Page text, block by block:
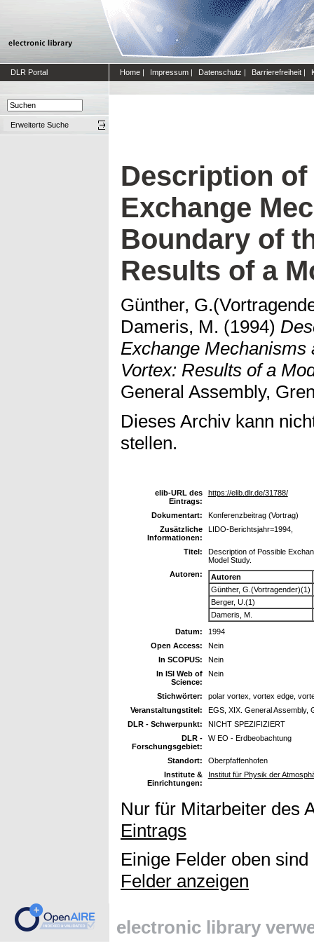
DLR Portal Home | Impressum | Datenschutz | Barrierefreiheit |
Erweiterte Suche
Description
Exchange
Boundary of
Results of a
Günther,
Dameris, M. (1994)
Exchange Mechanisms
Vortex: Results of a
General Assembly,
Dieses Archiv kann
stellen.
elib-URL des
Eintrags:
https://elib.dlr.de/31788/
Dokumentart:
Konferenzbeitrag (Vortrag)
Zusätzliche
Informationen:
LIDO-Berichtsjahr=1994,
Titel:
Description of Possible
Model Study.
Autoren:
Autoren
Günther, G.(Vortragender)(1)
Berger, U.(1)
Dameris, M.
Datum:
1994
Open Access:
Nein
In SCOPUS:
Nein
In ISI Web of
Science:
Nein
Stichwörter:
polar vortex, vortex edge,
Veranstaltungstitel:
EGS, XIX. General Assembly,
DLR - Schwerpunkt:
NICHT SPEZIFIZIERT
DLR -
Forschungsgebiet:
W EO - Erdbeobachtung
Standort:
Oberpfaffenhofen
Institute &
Einrichtungen:
Institut für Physik der
Nur für Mitarbeiter des
Eintrags
Einige Felder oben
Felder anzeigen
electronic library